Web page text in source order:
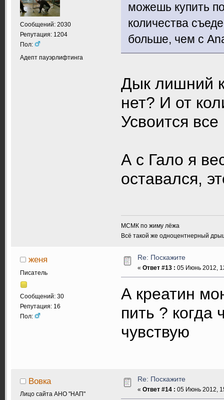
Сообщений: 2030
Репутация: 1204
Пол:
Адепт пауэрлифтинга
можешь купить
количества
больше, чем с
Дык лишний
нет? И от
Усвоится
А с Гало я
оставался,
МСМК по жиму лёжа
Всё такой же одноцентнерный
женя
Писатель
Сообщений: 30
Репутация: 16
Пол:
Re: Поскажите
« Ответ #13 : 05 Июнь 2012,
А креатин
пить ?
чувствую
Вовка
Лицо сайта АНО "НАП"
Re: Поскажите
« Ответ #14 : 05 Июнь 2012,